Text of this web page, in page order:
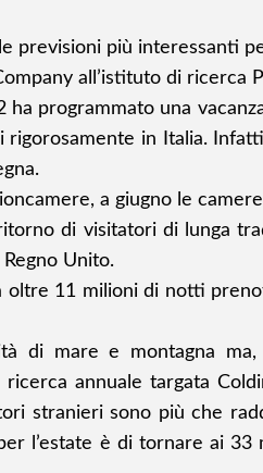
previsioni più interessanti
all’istituto di ricerca
programmato una
rigorosamente in Italia.
a giugno le
di visitatori di lunga
Unito.
oltre 11 milioni di notti
di mare e montagna ma,
annuale targata
stranieri sono più che
l’estate è di tornare ai